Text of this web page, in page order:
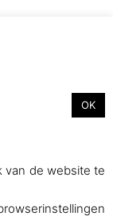
OK
van de website te